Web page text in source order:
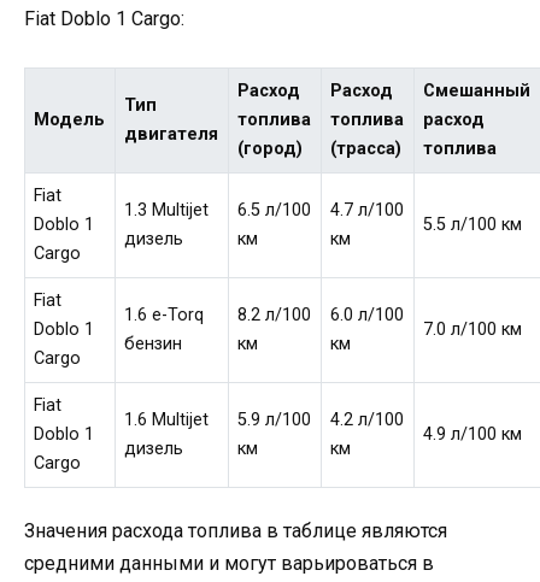
Fiat Doblo 1 Cargo:
Модель
Тип
двигателя
Расход
топлива
(город)
Расход
топлива
(трасса)
Смешанный
расход
топлива
Fiat
Doblo 1
Cargo
1.3 Multijet
дизель
6.5 л/100
км
4.7 л/100
км
5.5 л/100 км
Fiat
Doblo 1
Cargo
1.6 e-Torq
бензин
8.2 л/100
км
6.0 л/100
км
7.0 л/100 км
Fiat
Doblo 1
Cargo
1.6 Multijet
дизель
5.9 л/100
км
4.2 л/100
км
4.9 л/100 км
Значения расхода топлива в таблице являются
средними данными и могут варьироваться в